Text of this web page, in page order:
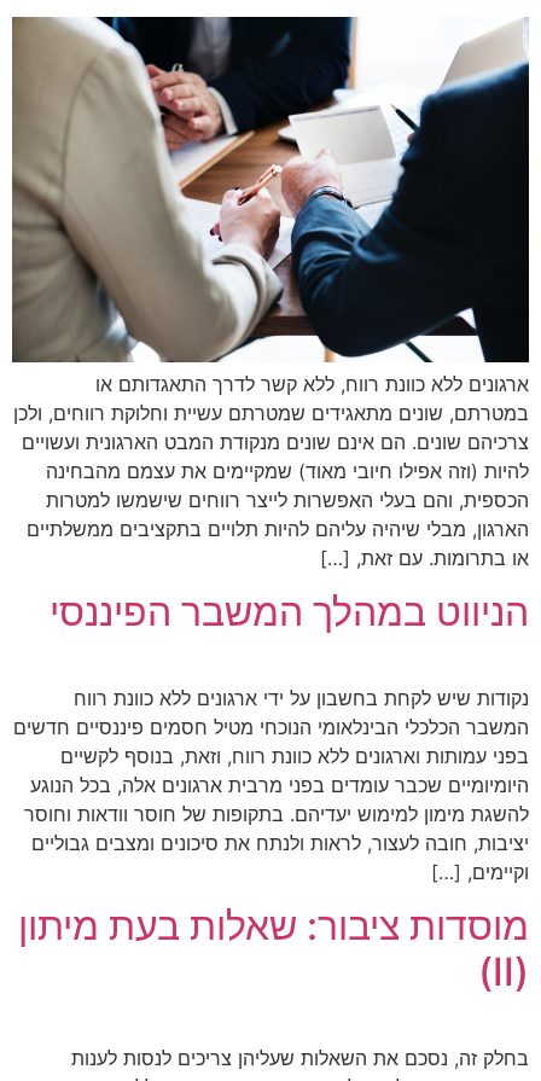
ארגונים ללא כוונת רווח, ללא קשר לדרך התאגדותם או
במטרתם, שונים מתאגידים שמטרתם עשיית וחלוקת רווחים, ולכן
צרכיהם שונים. הם אינם שונים מנקודת המבט הארגונית ועשויים
להיות (וזה אפילו חיובי מאוד) שמקיימים את עצמם מהבחינה
הכספית, והם בעלי האפשרות לייצר רווחים שישמשו למטרות
הארגון, מבלי שיהיה עליהם להיות תלויים בתקציבים ממשלתיים
או בתרומות. עם זאת, […]
הניווט במהלך המשבר הפיננסי
נקודות שיש לקחת בחשבון על ידי ארגונים ללא כוונת רווח
המשבר הכלכלי הבינלאומי הנוכחי מטיל חסמים פיננסיים חדשים
בפני עמותות וארגונים ללא כוונת רווח, וזאת, בנוסף לקשיים
היומיומיים שכבר עומדים בפני מרבית ארגונים אלה, בכל הנוגע
להשגת מימון למימוש יעדיהם. בתקופות של חוסר וודאות וחוסר
יציבות, חובה לעצור, לראות ולנתח את סיכונים ומצבים גבוליים
וקיימים, […]
מוסדות ציבור: שאלות בעת מיתון
(II)
בחלק זה, נסכם את השאלות שעליהן צריכים לנסות לענות